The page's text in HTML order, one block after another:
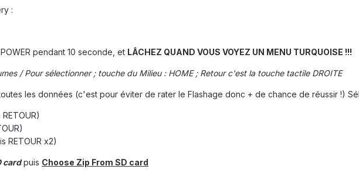
:
pendant 10 seconde, et LÂCHEZ QUAND VOUS VOYEZ UN MENU TURQUOISE !!!
/ Pour sélectionner ; touche du Milieu : HOME ; Retour c'est la touche tactile DROITE
les données (c'est pour éviter de rater le Flashage donc + de chance de réussir !)
RETOUR x2)
cardpuis Choose Zip From SD card